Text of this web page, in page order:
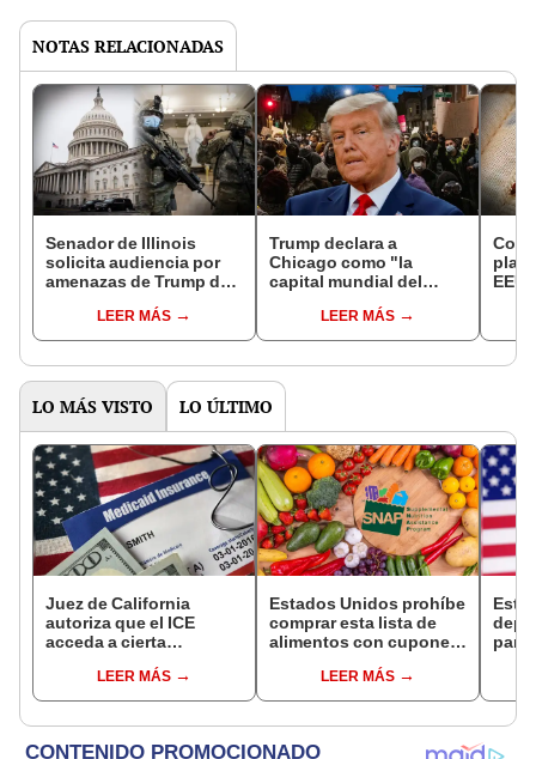
NOTAS RELACIONADAS
Senador de Illinois
solicita audiencia por
amenazas de Trump de
federales de EEUU en
Chicago
LEER MÁS
Trump declara a
Chicago como "la
capital mundial del
resolverlo "rápido" con
la Guardia Nacional
LEER MÁS
LO MÁS VISTO LO ÚLTIMO
Juez de California
autoriza que el ICE
acceda a cierta
inmigrantes inscritos en
Medicaid
LEER MÁS
Estados Unidos prohíbe
comprar esta lista de
alimentos con cupones
desde 2026LEER MÁS
para
se